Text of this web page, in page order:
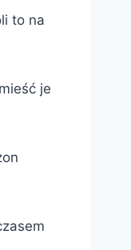
to na
je